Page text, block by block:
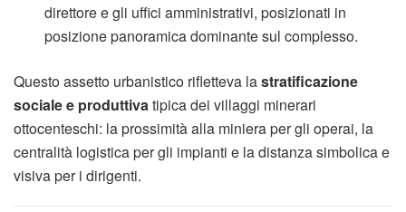
direttore e gli uffici amministrativi, posizionati in
posizione panoramica dominante sul complesso.
Questo assetto urbanistico rifletteva lastratificazione
sociale e produttivatipica dei villaggi minerari
ottocenteschi: la prossimità alla miniera per gli operai, la
centralità logistica per gli impianti e la distanza simbolica e
visiva per i dirigenti.